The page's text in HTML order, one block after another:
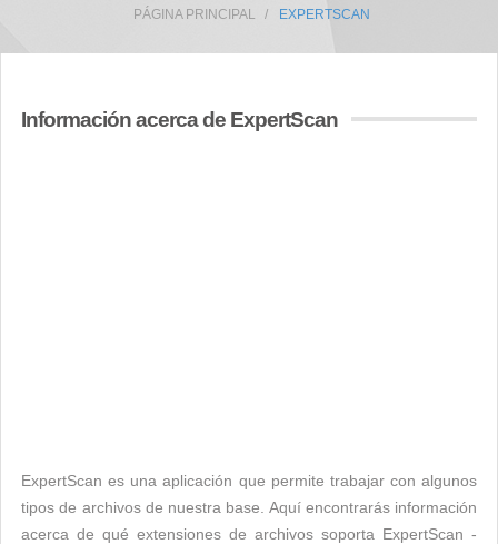
PÁGINA PRINCIPAL EXPERTSCAN
Información acerca de ExpertScan
ExpertScan es una aplicación que permite trabajar con algunos
tipos de archivos de nuestra base. Aquí encontrarás información
acerca de qué extensiones de archivos soporta ExpertScan -